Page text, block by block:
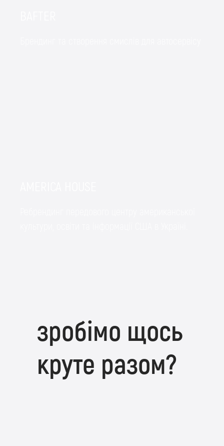
зробімо щось
круте разом?